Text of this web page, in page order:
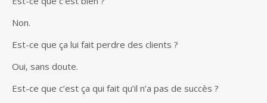
Non.
Est-ce que ça lui fait perdre des clients ?
Oui, sans doute.
Est-ce que c’est ça qui fait qu’il n’a pas de succès ?